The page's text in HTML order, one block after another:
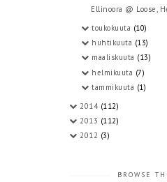
Ellinoora @ Loose,
toukokuuta (10)
huhtikuuta (13)
maaliskuuta (13)
helmikuuta (7)
tammikuuta (1)
2014 (112)
2013 (112)
2012 (3)
BROWSE